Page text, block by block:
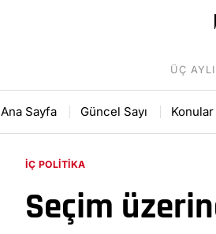
ÜÇ
Ana Sayfa Güncel Sayı Konular
İÇ POLITIKA
Seçim